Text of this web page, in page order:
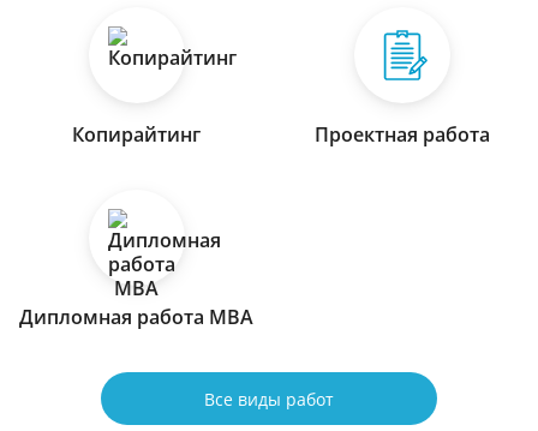
Копирайтинг Проектная работа
Дипломная работа МВА
Все виды работ